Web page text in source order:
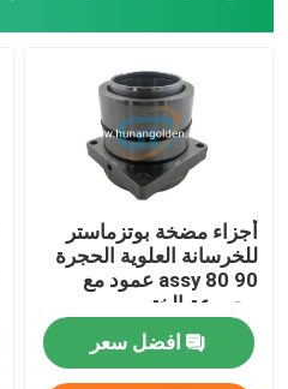
صمام التحكم الهيدروليكي
حالة نقل مضخة الخرسانة
مخفض دوار
أجزاء مضخة بوتزماستر
للخرسانة العلوية الحجرة
assy 80 90 عمود مع
مجموعة الختم
274893001 519127
افضل سعر